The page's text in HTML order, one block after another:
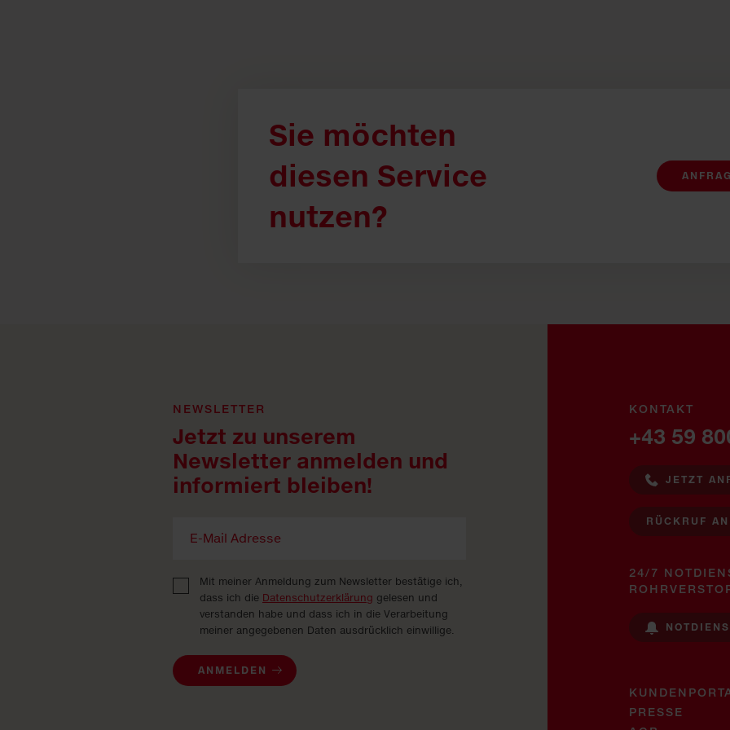
Sie möchten
diesen Service
nutzen?
NEWSLETTER
Jetzt zu unserem
Newsletter anmelden und
informiert bleiben!
Mit meiner Anmeldung zum Newsletter bestätige ich,
dass ich die Datenschutzerklärung gelesen und
verstanden habe und dass ich in die Verarbeitung
meiner angegebenen Daten ausdrücklich einwillige.
ANMELDEN
KONTAKT
+43 59
JETZT
RÜCKRUF
24/7
PRESSE